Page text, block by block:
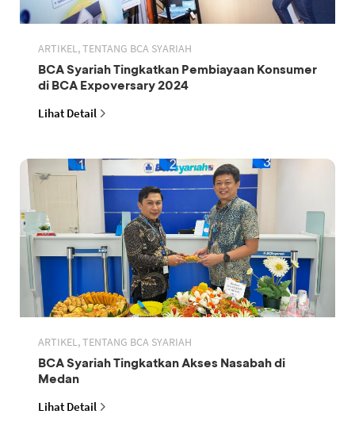
ARTIKEL, TENTANG BCA SYARIAH
BCA Syariah Tingkatkan Pembiayaan Konsumer
di BCA Expoversary 2024
Lihat Detail
ARTIKEL, TENTANG BCA SYARIAH
BCA Syariah Tingkatkan Akses Nasabah di
Medan
Lihat Detail